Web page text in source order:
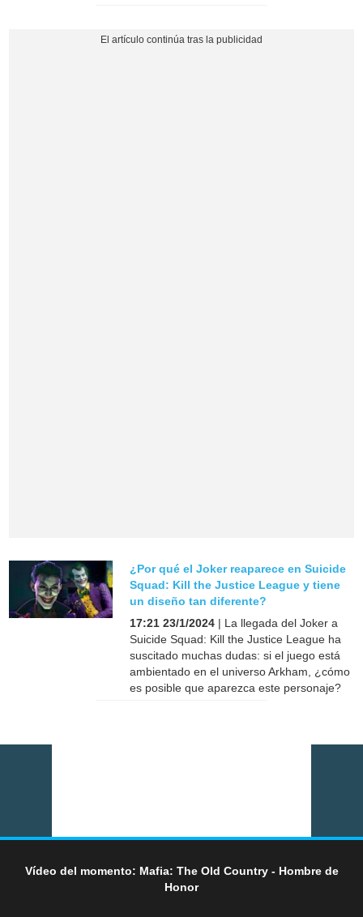
¿Por qué el Joker reaparece en Suicide
Squad: Kill the Justice League y tiene
un diseño tan diferente?
17:21 23/1/2024 | La llegada del Joker a
Suicide Squad: Kill the Justice League ha
suscitado muchas dudas: si el juego está
ambientado en el universo Arkham, ¿cómo
es posible que aparezca este personaje?
Vídeo del momento: Mafia: The Old Country - Hombre de
Honor